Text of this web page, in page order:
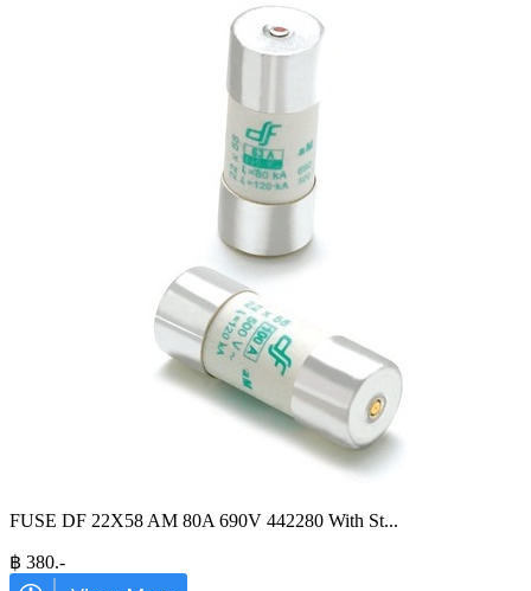
FUSE DF 22X58 AM 80A 690V 442280 With St...
฿ 380.-